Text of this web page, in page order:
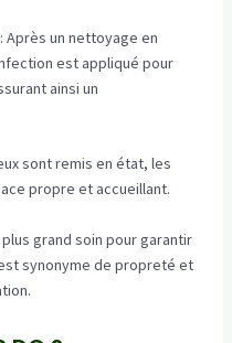
un nettoyage en
est appliqué pour
ainsi un
sont remis en état, les
propre et accueillant.
grand soin pour garantir
synonyme de propreté et